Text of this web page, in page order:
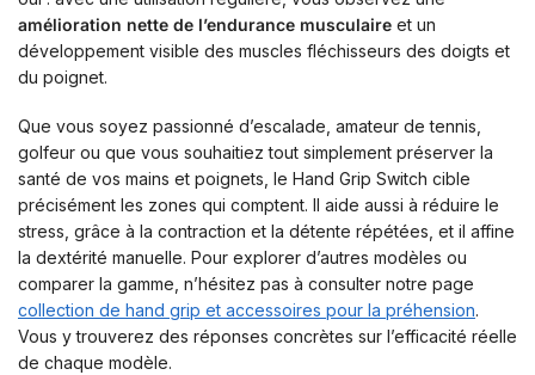
amélioration nette de l’endurance musculaire et un
développement visible des muscles fléchisseurs des doigts et
du poignet.
Que vous soyez passionné d’escalade, amateur de tennis,
golfeur ou que vous souhaitiez tout simplement préserver la
santé de vos mains et poignets, le Hand Grip Switch cible
précisément les zones qui comptent. Il aide aussi à réduire le
stress, grâce à la contraction et la détente répétées, et il affine
la dextérité manuelle. Pour explorer d’autres modèles ou
comparer la gamme, n’hésitez pas à consulter notre page
collection de hand grip et accessoires pour la préhension.
Vous y trouverez des réponses concrètes sur l’efficacité réelle
de chaque modèle.